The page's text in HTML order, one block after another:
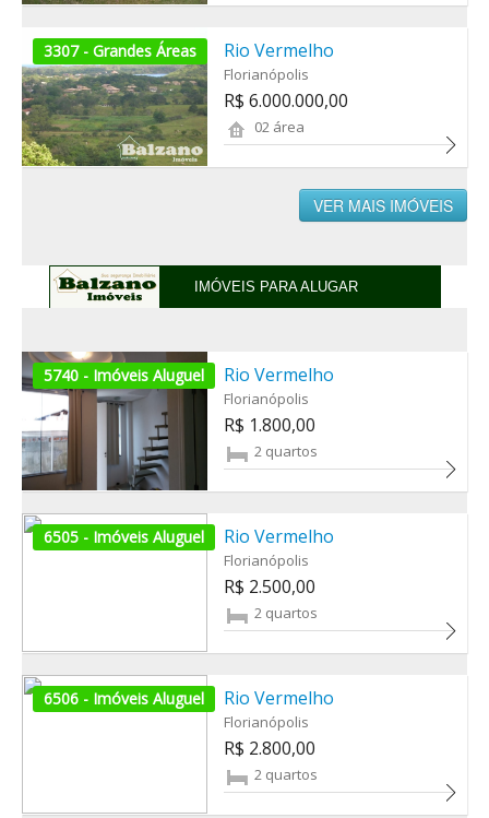
3307 - Grandes Áreas Rio Vermelho
Florianópolis
R$ 6.000.000,00
02 área
VER MAIS IMÓVEIS
IMÓVEIS PARA ALUGAR
5740 - Imóveis Aluguel Rio Vermelho
Florianópolis
R$ 1.800,00
2 quartos
6505 - Imóveis Aluguel Rio Vermelho
Florianópolis
R$ 2.500,00
2 quartos
6506 - Imóveis Aluguel Rio Vermelho
Florianópolis
R$ 2.800,00
2 quartos